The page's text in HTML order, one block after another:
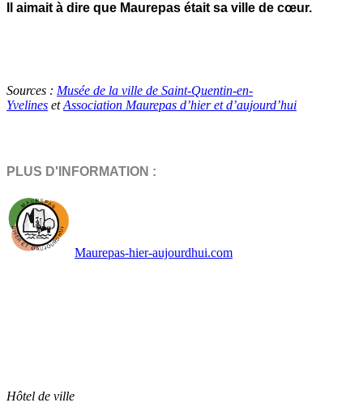
Il aimait à dire que Maurepas était sa ville de cœur.
Sources : Musée de la ville de Saint-Quentin-en-
Yvelines etAssociation Maurepas d’hier et d’aujourd’hui
PLUS D'INFORMATION :
Maurepas-hier-aujourdhui.com
Hôtel de ville